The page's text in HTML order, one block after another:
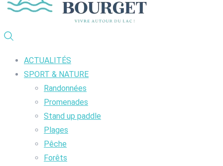
ACTUALITÉS
SPORT & NATURE
Randonnées
Promenades
Stand up paddle
Plages
Pêche
Forêts